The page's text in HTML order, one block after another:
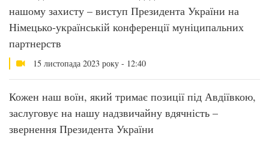
нашому захисту – виступ Президента України на
Німецько-українській конференції муніципальних
партнерств
15 листопада 2023 року - 12:40
Кожен наш воїн, який тримає позиції під Авдіївкою,
заслуговує на нашу надзвичайну вдячність –
звернення Президента України